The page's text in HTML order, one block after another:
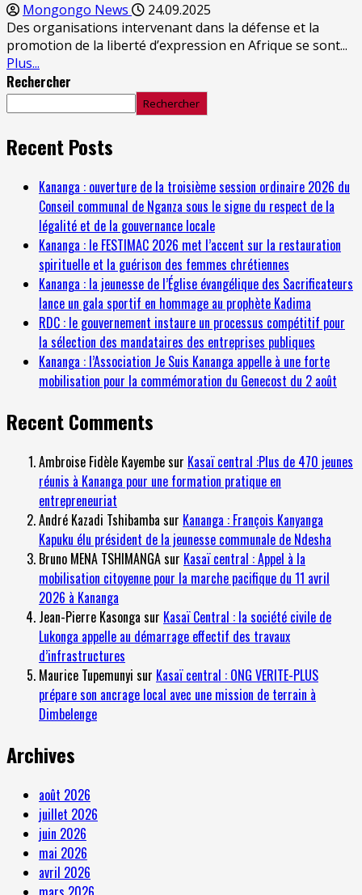
Mongongo News
24.09.2025
Des organisations intervenant dans la défense et la
promotion de la liberté d’expression en Afrique se sont...
Plus...
Rechercher
Rechercher
Recent Posts
Kananga : ouverture de la troisième session ordinaire 2026 du
Conseil communal de Nganza sous le signe du respect de la
légalité et de la gouvernance locale
Kananga : le FESTIMAC 2026 met l’accent sur la restauration
spirituelle et la guérison des femmes chrétiennes
Kananga : la jeunesse de l’Église évangélique des Sacrificateurs
lance un gala sportif en hommage au prophète Kadima
RDC : le gouvernement instaure un processus compétitif pour
la sélection des mandataires des entreprises publiques
Kananga : l’Association Je Suis Kananga appelle à une forte
mobilisation pour la commémoration du Genecost du 2 août
Recent Comments
Ambroise Fidèle Kayembesur Kasaï central :Plus de 470 jeunes
réunis à Kananga pour une formation pratique en
entrepreneuriat
André Kazadi Tshibamba sur Kananga : François Kanyanga
Kapuku élu président de la jeunesse communale de Ndesha
Bruno MENA TSHIMANGAsur Kasaï central : Appel à la
mobilisation citoyenne pour la marche pacifique du 11 avril
2026 à Kananga
Jean-Pierre Kasonga sur Kasaï Central : la société civile de
Lukonga appelle au démarrage effectif des travaux
d’infrastructures
Maurice Tupemunyi sur Kasaï central : ONG VERITE-PLUS
prépare son ancrage local avec une mission de terrain à
Dimbelenge
Archives
août 2026
juillet 2026
juin 2026
mai 2026
avril 2026